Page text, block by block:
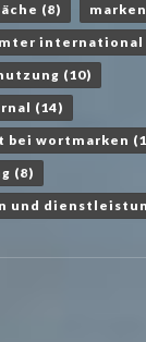
(8)
international
(10)
(14)
bei wortmarken
(8)
und